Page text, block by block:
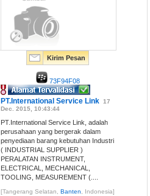
Kirim Pesan
73F94F08
PT.International Service Link 17
Dec. 2015, 10:43:44
PT.International Service Link, adalah
perusahaan yang bergerak dalam
penyediaan barang kebutuhan Industri
( INDUSTRIAL SUPPLIER )
PERALATAN INSTRUMENT,
ELECTRICAL, MECHANICAL,
TOOLING, MEASUREMENT (....
[Tangerang Selatan,Banten , Indonesia]